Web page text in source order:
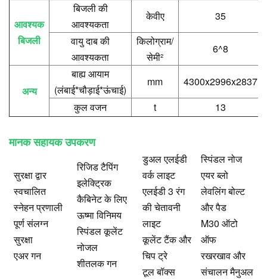
आवश्यक
बिजली
बिजली की
आवश्यकता
केवीए
35
वायु दाब की
आवश्यकता
किलोग्राम/
सेमी²
6^8
अन्य
बाह्य आयाम
(लंबाई*चौड़ाई*ऊंचाई)
mm
4300x2996x2837
कुल वजन
t 13
मानक सहायक उपकरण
सुरक्षा द्वार
स्वचालित
स्नेहन प्रणाली
पूर्ण संलग्न
सुरक्षा
एअर गन
रिजिड टैपिंग
इलेक्ट्रिक
कैबिनेट के लिए
ऊष्मा विनिमय
स्पिंडल कूलेंट
नोजल
शीतलक गन
डुअल एलईडी
वर्क लाइट
एलईडी 3 रंग
की चेतावनी
लाइट
कूलेंट टैंक और
चिप ट्रे
टूल बॉक्स
स्पिंडल नोज
एयर ब्लो
लेवलिंग बोल्ट
और पैड
M30 ऑटो
ऑफ
रखरखाव और
संचालन मैनुअल